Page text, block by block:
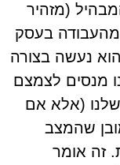
(מזהיר
הבא - שיווק תופס כ-50% מהעבודה בעסק
נעשה בצורה
מנסים לצמצם
שלנו (אלא אם
שהמצב
זה אומר